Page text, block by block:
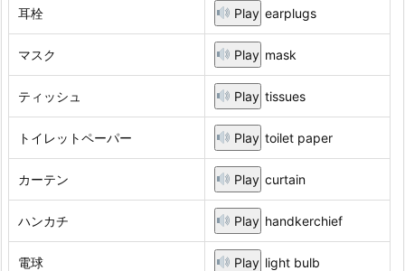
耳栓 Play earplugs
マスク Play mask
ティッシュ Play tissues
トイレットペーパー Play toilet paper
カーテン Play curtain
ハンカチ Play handkerchief
電球 Play light bulb